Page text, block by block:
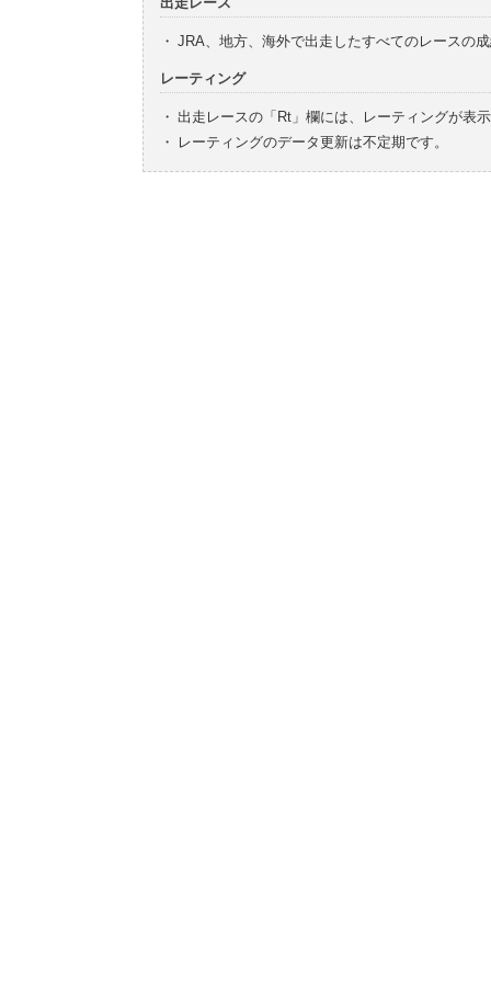
・ JRA、地方、海外で出走したすべてのレースの
レーティング
・ 出走レースの「Rt」欄には、レーティングが表
・
レーティングのデータ更新は不定期です。